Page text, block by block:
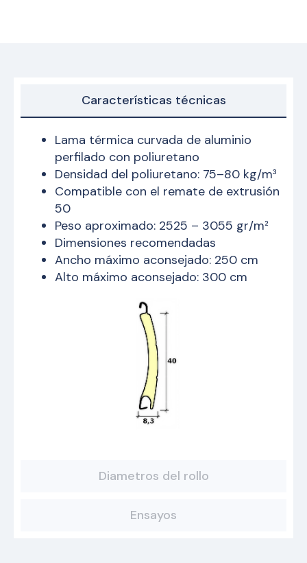
Características técnicas
Diametros del rollo
Ensayos
Lama térmica curvada de aluminio
perfilado con poliuretano
Densidad del poliuretano: 75–80 kg/m³
Compatible con el remate de extrusión
50
Peso aproximado: 2525 – 3055 gr/m²
Dimensiones recomendadas
Ancho máximo aconsejado: 250 cm
Alto máximo aconsejado: 300 cm